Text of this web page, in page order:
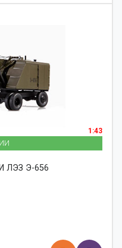
1:43
ЛЭЗ Э-656